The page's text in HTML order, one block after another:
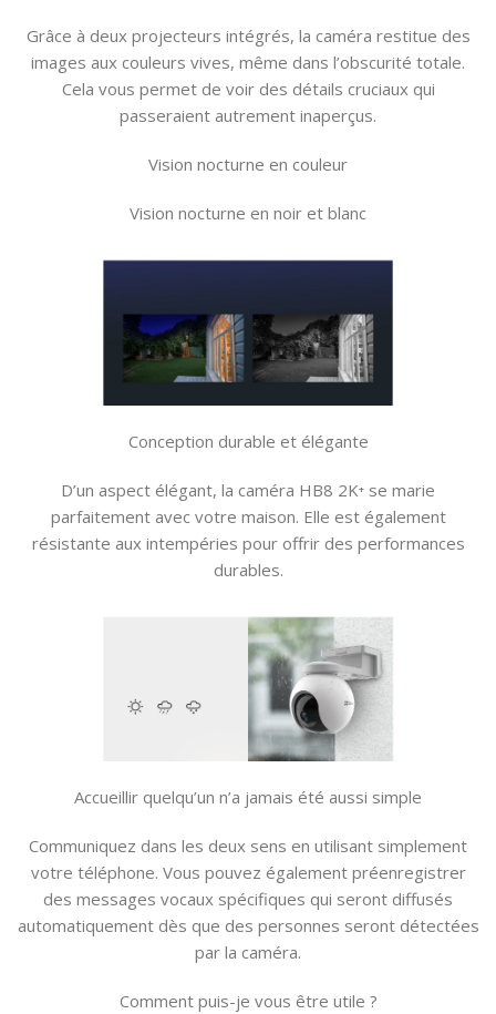
Grâce à deux projecteurs intégrés, la caméra restitue des
images aux couleurs vives, même dans l’obscurité totale.
Cela vous permet de voir des détails cruciaux qui
passeraient autrement inaperçus.
Vision nocturne en couleur
Vision nocturne en noir et blanc
Conception durable et élégante
D’un aspect élégant, la caméra HB8 2K⁺ se marie
parfaitement avec votre maison. Elle est également
résistante aux intempéries pour offrir des performances
durables.
Accueillir quelqu’un n’a jamais été aussi simple
Communiquez dans les deux sens en utilisant simplement
votre téléphone. Vous pouvez également préenregistrer
des messages vocaux spécifiques qui seront diffusés
automatiquement dès que des personnes seront détectées
par la caméra.
Comment puis-je vous être utile ?